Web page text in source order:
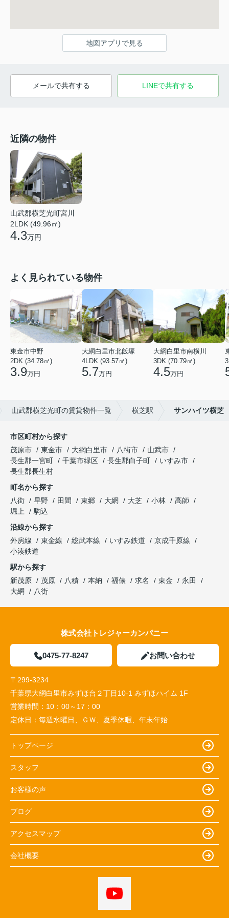
地図アプリで見る
メールで共有する LINEで共有する
近隣の物件
山武郡横芝光町宮川
2LDK (49.96㎡)
4.3万円
よく見られている物件
東金市中野
2DK (34.78㎡)
3.9万円
大網白里市北飯塚
4LDK (93.57㎡)
5.7万円
大網白里市南横川
3DK (70.79㎡)
4.5万円
山武郡横芝光町の賃貸物件一覧 横芝駅 サンハイツ横芝
市区町村から探す
茂原市
東金市 大網白里市 八街市
山武市
長生郡一宮町
千葉市緑区 長生郡白子町
いすみ市
長生郡長生村
町名から探す
八街
早野 田間 東郷 大網 大芝 小林
高師
堀上
駒込
沿線から探す
外房線
東金線 総武本線 いすみ鉄道
京成千原線
小湊鉄道
駅から探す
新茂原
茂原 八積 本納 福俵 求名 東金
永田
大網
八街
株式会社トレジャーカンパニー
0475-77-8247 お問い合わせ
〒299-3234
千葉県大網白里市みずほ台２丁目10-1 みずほハイム 1F
営業時間： 10：00～17：00
定休日： 毎週水曜日、ＧＷ、夏季休暇、年末年始
トップページ
スタッフ
お客様の声
ブログ
アクセスマップ
会社概要